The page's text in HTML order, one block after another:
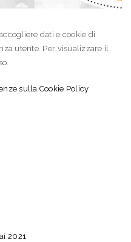
dati e cookie di
utente. Per visualizzare il
sulla Cookie Policy
2021